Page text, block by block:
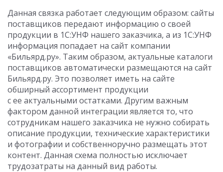
Данная связка работает следующим образом: сайты
поставщиков передают информацию о своей
продукции в 1С:УНФ нашего заказчика, а из 1С:УНФ
информация попадает на сайт компании
«Бильярд.ру». Таким образом, актуальные каталоги
поставщиков автоматически размещаются на сайт
Бильярд.ру. Это позволяет иметь на сайте
обширный ассортимент продукции
с ее актуальными остатками. Другим важным
фактором данной интеграции является то, что
сотрудникам нашего заказчика не нужно собирать
описание продукции, технические характеристики
и фотографии и собственноручно размещать этот
контент. Данная схема полностью исключает
трудозатраты на данный вид работы.